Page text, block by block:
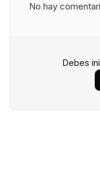
No hay
Debes